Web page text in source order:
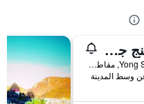
تايجر ليبينج جورج تي - هورس هوتل
Yong Sheng Village, مقاطعة ديكين، التبت, الصين